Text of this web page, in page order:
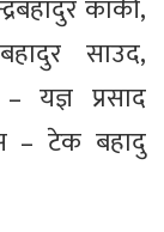
कार्की,
साउद,
यज्ञ प्रसाद
– टेक बहादु